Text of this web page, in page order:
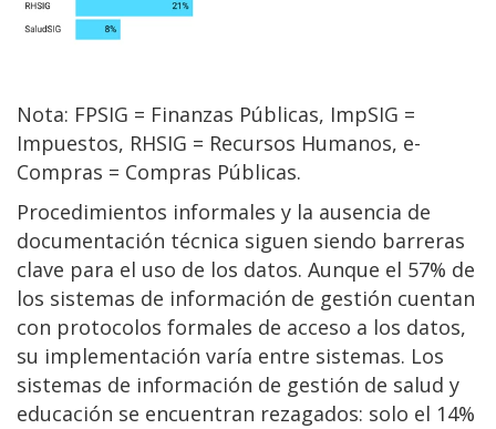
Nota: FPSIG = Finanzas Públicas, ImpSIG =
Impuestos, RHSIG = Recursos Humanos, e-
Compras = Compras Públicas.
Procedimientos informales y la ausencia de
documentación técnica siguen siendo barreras
clave para el uso de los datos. Aunque el 57% de
los sistemas de información de gestión cuentan
con protocolos formales de acceso a los datos,
su implementación varía entre sistemas. Los
sistemas de información de gestión de salud y
educación se encuentran rezagados: solo el 14%